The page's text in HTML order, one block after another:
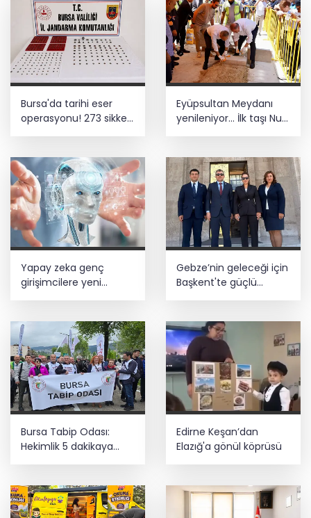
Bursa'da tarihi eser
operasyonu! 273 sikke
Eyüpsultan Meydanı
yenileniyor... İlk taşı Nuri
Yapay zeka genç
girişimcilere yeni
kapılar açıyor
Gebze’nin geleceği için
Başkent'te güçlü
temaslar
Bursa Tabip Odası:
Hekimlik 5 dakikaya
sığmaz
Edirne Keşan’dan
Elazığ'a gönül köprüsü